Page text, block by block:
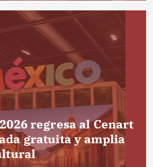
regresa al Cenart
gratuita y amplia